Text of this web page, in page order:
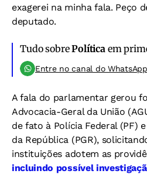
exagerei na minha fala. Peço
deputado.
Tudo sobrePolítica em
Entre no canal do
A fala do parlamentar gerou
Advocacia-Geral da União
de fato à Polícia Federal (PF)
da República (PGR),
instituições adotem as
incluindo possível